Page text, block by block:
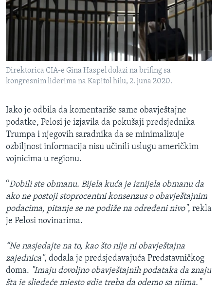
Direktorica CIA-e Gina Haspel dolazi na brifing sa
kongresnim liderima na Kapitol hilu, 2. juna 2020.
Iako je odbila da komentariše same obavještajne
podatke, Pelosi je izjavila da pokušaji predsjednika
Trumpa i njegovih saradnika da se minimalizuje
ozbiljnost informacija nisu učinili uslugu američkim
vojnicima u regionu.
“Dobili ste obmanu. Bijela kuća je iznijela obmanu da
ako ne postoji stoprocentni konsenzus o obavještajnim
podacima, pitanje se ne podiže na određeni nivo", rekla
je Pelosi novinarima.
“Ne nasjedajte na to, kao što nije ni obavještajna
zajednica", dodala je predsjedavajuća Predstavničkog
doma. "Imaju dovoljno obavještajnih podataka da znaju
šta je sljedeće mjesto gdje treba da odemo sa njima."